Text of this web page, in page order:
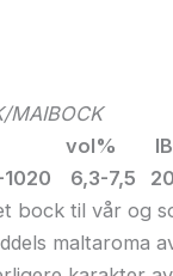
MAIBOCK
IBU
1020 6,3-7,5
bock til vår og
maltaroma